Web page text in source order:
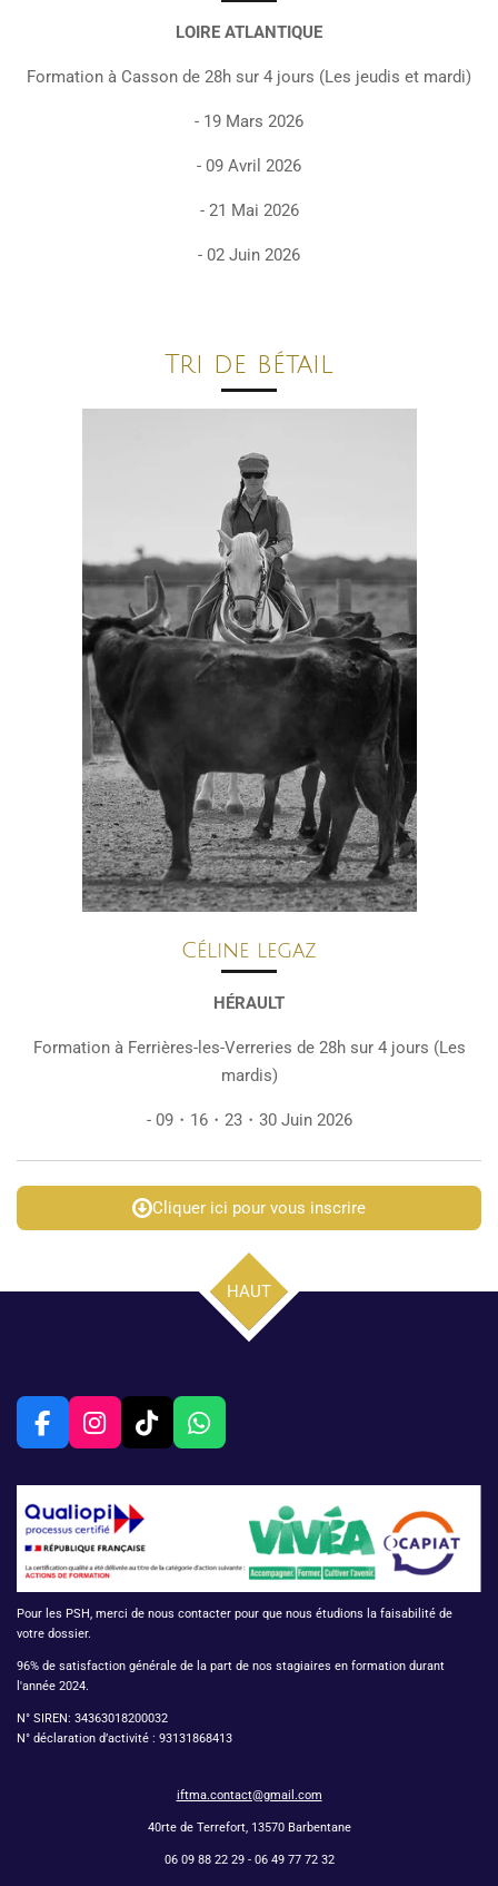
LOIRE ATLANTIQUE
Formation à Casson de 28h sur 4 jours (Les jeudis et mardi)
- 19 Mars 2026
- 09 Avril 2026
- 21 Mai 2026
- 02 Juin 2026
Tri de bétail
Céline legaz
HÉRAULT
Formation à Ferrières-les-Verreries de 28h sur 4 jours (Les
mardis)
- 09・16・23・30 Juin 2026
Cliquer ici pour vous inscrire
HAUT
F
c
e
b
o
o
k
I
s
t
a
g
r
T
k
k
W
a
p
Pour les PSH, merci de nous contacter pour que nous étudions la faisabilité de
votre dossier.
96% de satisfaction générale de la part de nos stagiaires en formation durant
l'année 2024.
N° SIREN: 34363018200032
N° déclaration d’activité : 93131868413
iftma.contact@gmail.com
40rte de Terrefort, 13570 Barbentane
06 09 88 22 29 - 06 49 77 72 32